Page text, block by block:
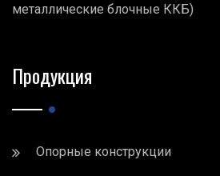
металлические блочные ККБ)
Продукция
Опорные конструкции